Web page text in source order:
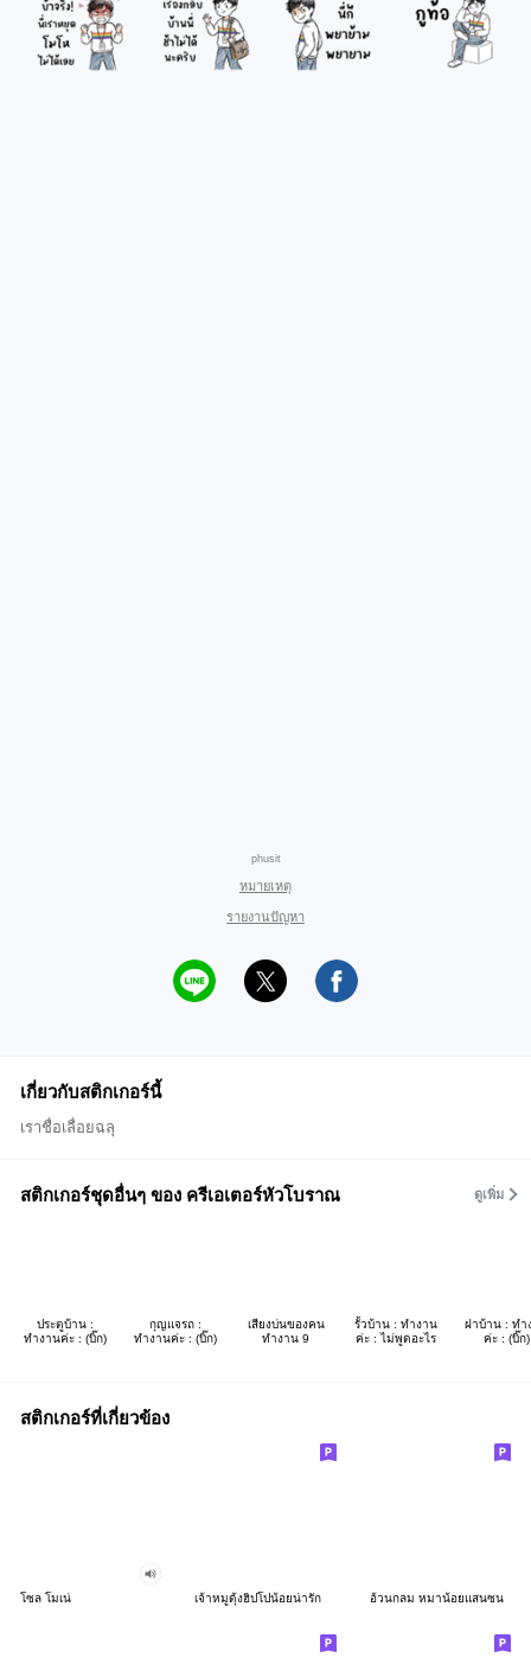
phusit
หมายเหตุ
รายงานปัญหา
เกี่ยวกับสติกเกอร์นี้
เราชื่อเลื่อยฉลุ
สติกเกอร์ชุดอื่นๆ ของ ครีเอเตอร์หัวโบราณ ดูเพิ่ม
ประตูบ้าน :
ทำงานค่ะ : (บิ๊ก)
กุญแจรถ :
ทำงานค่ะ : (บิ๊ก)
เสียงบ่นของคน
ทำงาน 9
รั้วบ้าน : ทำงาน
ค่ะ : ไม่พูดอะไร
ฝาบ้าน : ทำ
ค่ะ : (บิ๊ก)
สติกเกอร์ที่เกี่ยวข้อง
โซล โมเน่ เจ้าหมูดุ้งฮิปโปน้อยน่ารัก อ้วนกลม หมาน้อยแสนซน